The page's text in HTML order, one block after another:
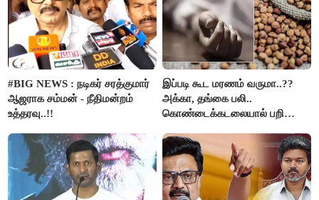
#BIG NEWS : நடிகர் சரத்குமார்
ஆஜராக சம்மன் - நீதிமன்றம்
உத்தரவு..!!
இப்படி கூட மரணம் வருமா..??
அக்கா, தங்கை பலி..
கொண்டைக்கடலையால் பறிபோன